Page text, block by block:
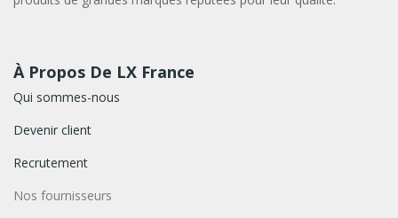
À Propos De LX France
Qui sommes-nous
Devenir client
Recrutement
Nos fournisseurs